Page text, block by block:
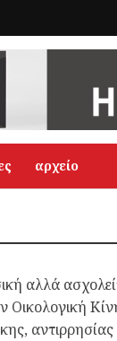
αρχείο
αλλά
Οικολογική
αντιρρησίας